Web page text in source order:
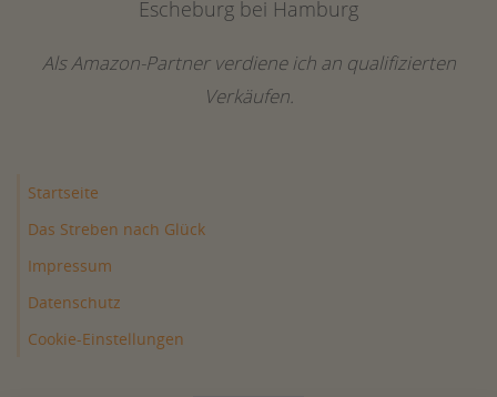
Escheburg bei Hamburg
Als Amazon-Partner verdiene ich an qualifizierten
Verkäufen.
Startseite
Das Streben nach Glück
Impressum
Datenschutz
Cookie-Einstellungen